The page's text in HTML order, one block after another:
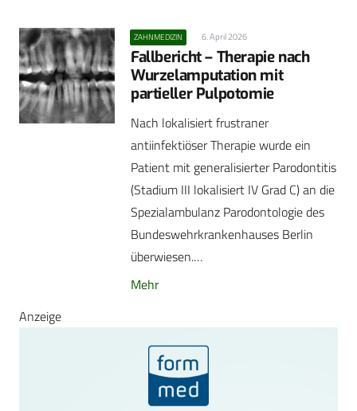
ZAHNMEDIZIN 6. April 2026
Fallbericht – Therapie nach
Wurzelamputation mit
partieller Pulpotomie
Nach lokalisiert frustraner
antiinfektiöser Therapie wurde ein
Patient mit generalisierter Parodontitis
(Stadium III lokalisiert IV Grad C) an die
Spezialambulanz Parodontologie des
Bundeswehrkrankenhauses Berlin
überwiesen.…
Mehr
Anzeige